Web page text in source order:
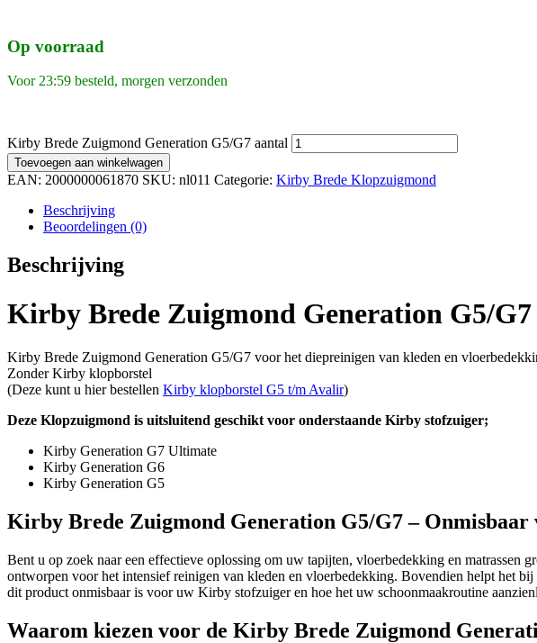
Op voorraad
Voor 23:59 besteld, morgen verzonden
Kirby Brede Zuigmond Generation G5/G7 aantal
Toevoegen aan winkelwagen
EAN: 2000000061870 SKU: nl011 Categorie: Kirby Brede Klopzuigmond
Beschrijving
Beoordelingen (0)
Beschrijving
Kirby Brede Zuigmond Generation G5/G7
Kirby Brede Zuigmond Generation G5/G7 voor het diepreinigen van kleden en
Zonder Kirby klopborstel
(Deze kunt u hier bestellen Kirby klopborstel G5 t/m Avalir)
Deze Klopzuigmond is uitsluitend geschikt voor onderstaande Kirby stofzuiger;
Kirby Generation G7 Ultimate
Kirby Generation G6
Kirby Generation G5
Kirby Brede Zuigmond Generation G5/G7 –
Bent u op zoek naar een effectieve oplossing om uw tapijten, vloerbedekking en
ontworpen voor het intensief reinigen van kleden en vloerbedekking. Bovendien helpt het
dit product onmisbaar is voor uw Kirby stofzuiger en hoe het uw schoonmaakroutine
Waarom kiezen voor de Kirby Brede Zuigmond